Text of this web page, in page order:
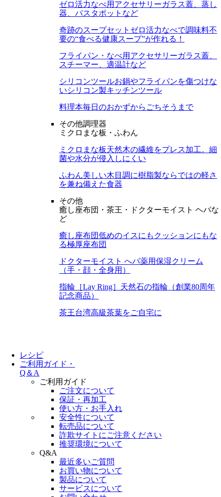
ゼロ活力なべ用アクセサリーガラス蓋、蒸し
器、パスタポットなど
奇跡のスープセット ゼロ活力なべで調味料不
要の“食べる健康スープ”が作れる！
フライパン・なべ用アクセサリーガラス蓋、
スチーマー、適温計など
シリコンツールお鍋やフライパンを傷つけな
いシリコン製キッチンツール
料理本毎日のおかずからごちそうまで
その他調理器
ミクロまな板・ふわん
ミクロまな板天然木の繊維をプレス加工。細
菌や水分が侵入しにくい
ふわん美しい木目調に樹脂製ならではの軽さ
を兼ね備えた食器
その他
癒し座布団・茶王・ドクターモイスト ヘパな
ど
癒し座布団低めのイスにもクッションにもな
る極厚座布団
ドクターモイスト へパ薬用保湿クリーム
（手・顔・全身用）
指輪［Lay Ring］ 天然石の指輪（創業80周年
記念商品）
茶王台湾高級茶葉をご自宅に
レシピ
ご利用ガイド・
Q＆A
ご利用ガイド
ご注文について
保証・再加工
使い方・お手入れ
安全性について
転売品について
詐欺サイトにご注意ください
推奨環境について
Q&A
最近多いご質問
お買い物について
製品について
サービスについて